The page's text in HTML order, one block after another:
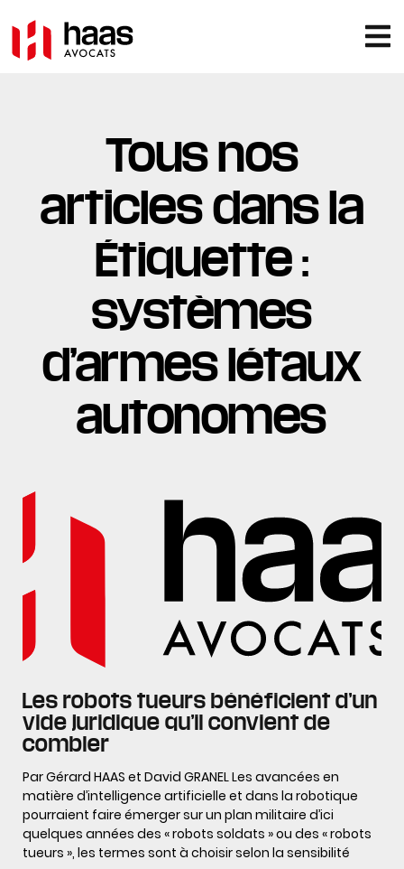
Tous nos
articles dans la
Étiquette :
systèmes
d’armes létaux
autonomes
Les robots tueurs bénéficient d’un
vide juridique qu’il convient de
combler
Par Gérard HAAS et David GRANEL Les avancées en
matière d’intelligence artificielle et dans la robotique
pourraient faire émerger sur un plan militaire d’ici
quelques années des « robots soldats » ou des « robots
tueurs », les termes sont à choisir selon la sensibilité